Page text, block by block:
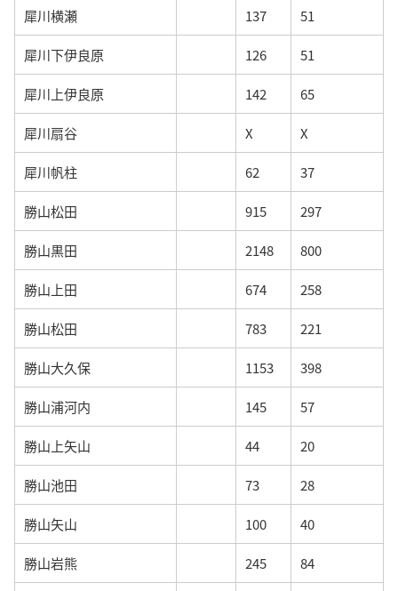
犀川横瀬 137 51
犀川下伊良原 126 51
犀川上伊良原 142 65
犀川扇谷 X X
犀川帆柱 62 37
勝山松田 915 297
勝山黒田 2148 800
勝山上田 674 258
勝山松田 783 221
勝山大久保 1153 398
勝山浦河内 145 57
勝山上矢山 44 20
勝山池田 73 28
勝山矢山 100 40
勝山岩熊 245 84